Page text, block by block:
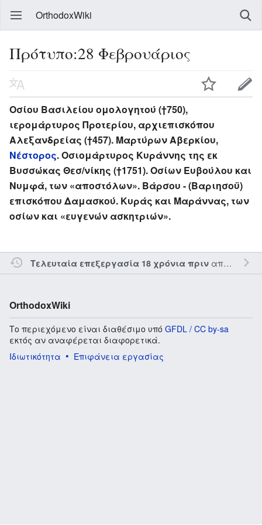
OrthodoxWiki
Πρότυπο:28 Φεβρουάριος
Οσίου Βασιλείου ομολογητού (†750),
ιερομάρτυρος Προτερίου, αρχιεπισκόπου
Αλεξανδρείας (†457). Μαρτύρων Αβερκίου,
Νέστορος. Οσιομάρτυρος Κυράννης της εκ
Βυσσώκας Θεσ/νίκης (†1751). Οσίων Ευβούλου και
Νυμφά, των «αποστόλων». Βάρσου - (Βαριησοϋ)
επισκόπου Δαμασκού. Κυράς και Μαράννας, των
οσίων και «ευγενών ασκητριών».
Τελευταία επεξεργασία 18 χρόνια πριναπό τον την
OrthodoxWiki
Το περιεχόμενο είναι διαθέσιμο υπό GFDL / CC by-sa
εκτός αν αναφέρεται διαφορετικά.
Ιδιωτικότητα
Επιφάνεια εργασίας